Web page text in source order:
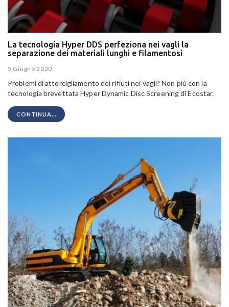
La tecnologia Hyper DDS perfeziona nei vagli la
separazione dei materiali lunghi e filamentosi
5 Giugno 2020
Problemi di attorcigliamento dei rifiuti nei vagli? Non più con la
tecnologia brevettata Hyper Dynamic Disc Screening di Ecostar.
CONTINUA...